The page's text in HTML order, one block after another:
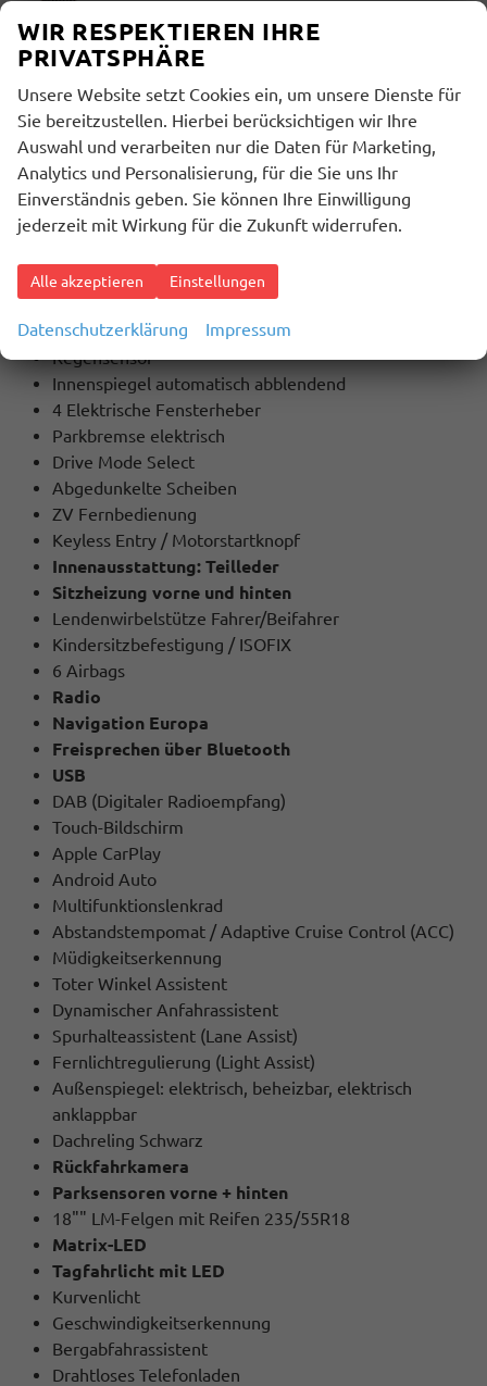
Innenausstattung
Schwarz
BESCHREIBUNG
Extras / Highlights:
Klimaautomatik
Alarmanlage
Lenkradheizung
Armlehne
Tempomat mit Lenkradbedienung
Regensensor
Innenspiegel automatisch abblendend
4 Elektrische Fensterheber
Parkbremse elektrisch
Drive Mode Select
Abgedunkelte Scheiben
ZV Fernbedienung
Keyless Entry / Motorstartknopf
Innenausstattung: Teilleder
Sitzheizung vorne und hinten
Lendenwirbelstütze Fahrer/Beifahrer
Kindersitzbefestigung / ISOFIX
6 Airbags
Radio
Navigation Europa
Freisprechen über Bluetooth
USB
DAB (Digitaler Radioempfang)
Touch-Bildschirm
Apple CarPlay
Android Auto
Multifunktionslenkrad
Abstandstempomat / Adaptive Cruise Control (ACC)
Müdigkeitserkennung
Toter Winkel Assistent
Dynamischer Anfahrassistent
Spurhalteassistent (Lane Assist)
Fernlichtregulierung (Light Assist)
Außenspiegel: elektrisch, beheizbar, elektrisch
anklappbar
Dachreling Schwarz
Rückfahrkamera
Parksensoren vorne + hinten
18"" LM-Felgen mit Reifen 235/55R18
Matrix-LED
Tagfahrlicht mit LED
Kurvenlicht
Geschwindigkeitserkennung
Bergabfahrassistent
Drahtloses Telefonladen
WIR RESPEKTIEREN IHRE
PRIVATSPHÄRE
Unsere Website setzt Cookies ein, um unsere Dienste für
Sie bereitzustellen. Hierbei berücksichtigen wir Ihre
Auswahl und verarbeiten nur die Daten für Marketing,
Analytics und Personalisierung, für die Sie uns Ihr
Einverständnis geben. Sie können Ihre Einwilligung
jederzeit mit Wirkung für die Zukunft widerrufen.
Alle akzeptieren Einstellungen
Datenschutzerklärung Impressum